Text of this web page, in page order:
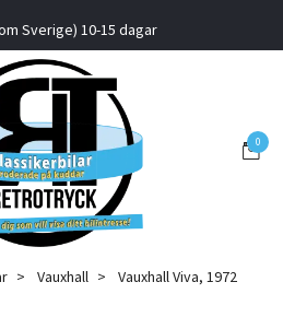
Sverige) 10-15 dagar
0
Vauxhall Vauxhall Viva, 1972